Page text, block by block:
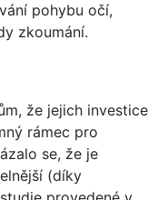
pohybu očí,
zkoumání.
že jejich investice
rámec pro
se, že je
(díky